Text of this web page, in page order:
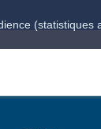
(statistiques